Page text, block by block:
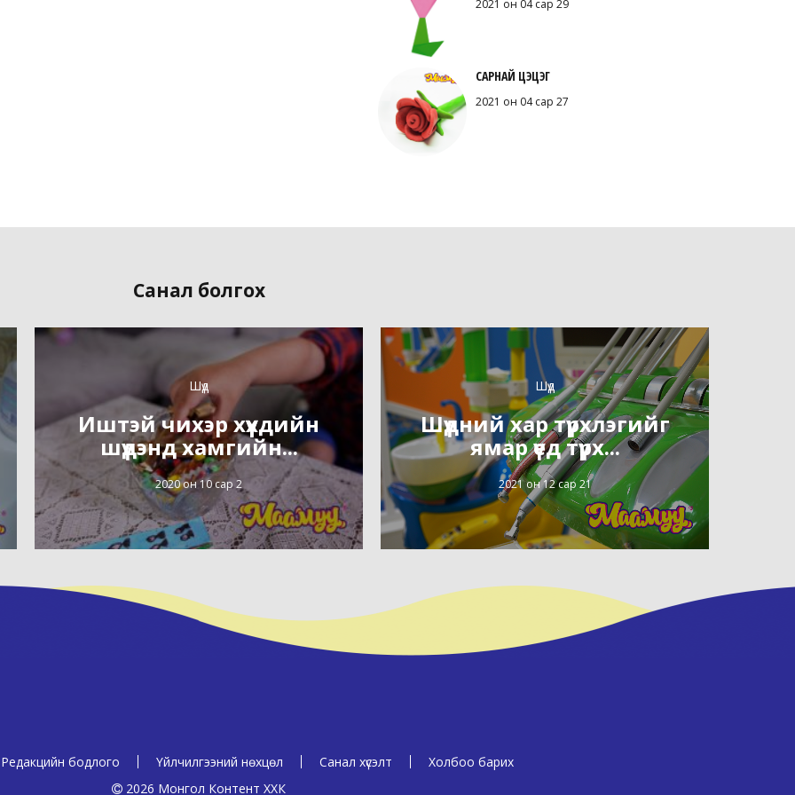
2021 он 04 сар 29
САРНАЙ ЦЭЦЭГ
2021 он 04 сар 27
Санал болгох
Шүд
Иштэй чихэр хүүхдийн
шүдэнд хамгийн...
2020 он 10 сар 2
Шүд
Шүдний хар түрхлэгийг
ямар үед түрх...
2021 он 12 сар 21
Редакцийн бодлого Үйлчилгээний нөхцөл Санал хүсэлт
Холбоо барих
2026 Монгол Контент ХХК